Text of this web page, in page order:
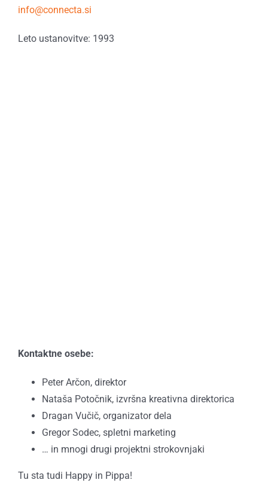
info@connecta.si
Leto ustanovitve: 1993
Kontaktne osebe:
Peter Arčon, direktor
Nataša Potočnik, izvršna kreativna direktorica
Dragan Vučič, organizator dela
Gregor Sodec, spletni marketing
… in mnogi drugi projektni strokovnjaki
Tu sta tudi Happy in Pippa!